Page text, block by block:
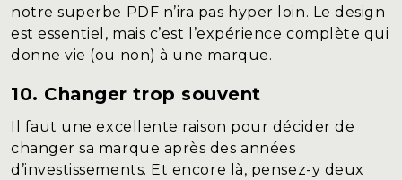
notre superbe PDF n’ira pas hyper loin. Le design
est essentiel, mais c’est l’expérience complète qui
donne vie (ou non) à une marque.
10. Changer trop souvent
Il faut une excellente raison pour décider de
changer sa marque après des années
d’investissements. Et encore là, pensez-y deux